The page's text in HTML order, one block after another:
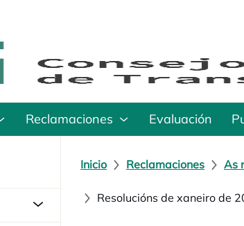
Reclamaciones Evaluación
Inicio Reclamaciones As
Resolucións de xaneiro de